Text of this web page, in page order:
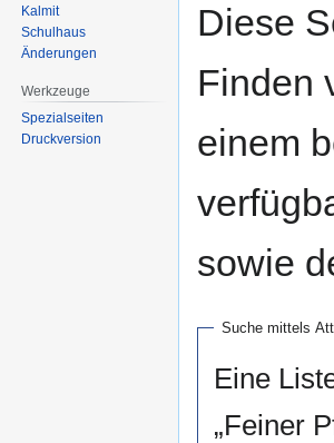
Navigation
Suche
Diese
Finden
einem
sowie
Suche mittels
Eine
„Feiner
Kalmit
Schulhaus
Änderungen
Werkzeuge
Spezialseiten
Druckversion